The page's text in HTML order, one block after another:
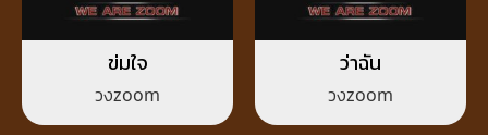
ข่มใจ
วงzoom
ว่าฉัน
วงzoom